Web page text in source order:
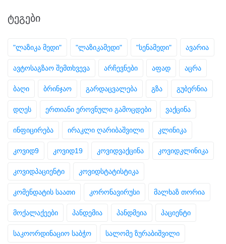
ᲢᲔᲒᲔᲑᲘ
"ლაზიკა მედი" "ლაზიკამედი" "სენამედი" ავარია
ავტოსაგზაო შემთხვევა არჩევნები აფად აცრა
ბაღი ბრინჯაო გარდაცვალება გზა გუბერნია
დღეს ერთიანი ეროვნული გამოცდები ვაქცინა
ინფიცირება ირაკლი ღარიბაშვილი კლინიკა
კოვიდ9 კოვიდ19 კოვიდვაქცინა კოვიდკლინიკა
კოვიდპაციენტი კოვიდსტატისტიკა
კომენდატის საათი კორონავირუსი მალხაზ თორია
მოქალაქეები პანდემია პანდმეია პაციენტი
საკოორდინაციო საბჭო სალომე ზურაბიშვილი